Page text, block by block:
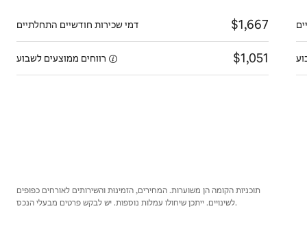
דמי שכירות חודשיים התחלתיים $1,667
רווחים ממוצעים לשבוע $1,051
תוכניות הקומה הן משוערות. המחירים, הזמינוּת והשירותים לאורחים כפופים
לשינויים. ייתכן שיחולו עמלות נוספות. יש לבקש פרטים מבעלי הנכס.